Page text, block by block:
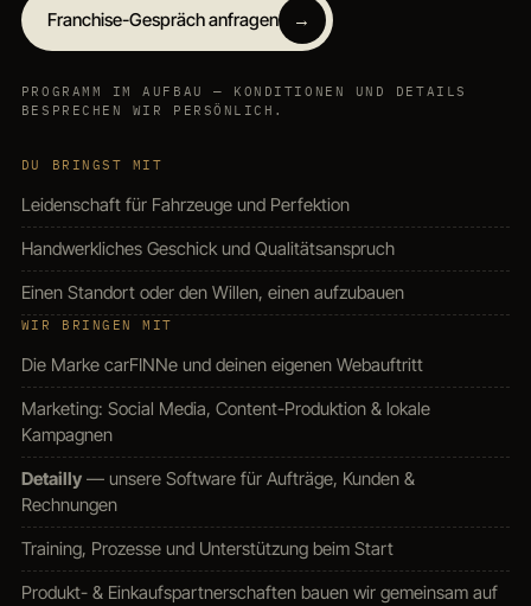
Franchise-Gespräch anfragen →
PROGRAMM IM AUFBAU — KONDITIONEN UND DETAILS
BESPRECHEN WIR PERSÖNLICH.
DU BRINGST MIT
Leidenschaft für Fahrzeuge und Perfektion
Handwerkliches Geschick und Qualitätsanspruch
Einen Standort oder den Willen, einen aufzubauen
WIR BRINGEN MIT
Die Marke carFINNe und deinen eigenen Webauftritt
Marketing: Social Media, Content-Produktion & lokale
Kampagnen
Detailly— unsere Software für Aufträge, Kunden &
Rechnungen
Training, Prozesse und Unterstützung beim Start
Produkt- & Einkaufspartnerschaften bauen wir gemeinsam auf